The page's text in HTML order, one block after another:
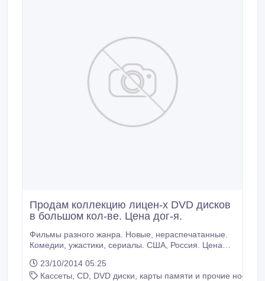
Продам коллекцию лицен-х DVD дисков
в большом кол-ве. Цена дог-я.
Фильмы разного жанра. Новые, нераспечатанные.
Комедии, ужастики, сериалы. США, Россия. Цена
23/10/2014 05:25
Кассеты, CD, DVD диски, карты памяти и прочие